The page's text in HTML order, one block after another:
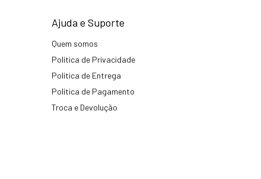
Ajuda e Suporte
Quem somos
Política de Privacidade
Política de Entrega
Política de Pagamento
Troca e Devolução